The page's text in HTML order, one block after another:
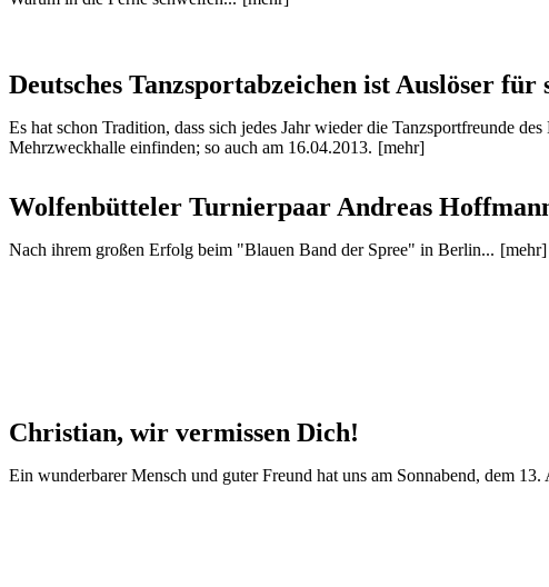
Deutsches Tanzsportabzeichen ist Auslöser für
Es hat schon Tradition, dass sich jedes Jahr wieder die Tanzsportfreunde
Mehrzweckhalle einfinden; so auch am 16.04.2013. [mehr]
Wolfenbütteler Turnierpaar Andreas
Nach ihrem großen Erfolg beim "Blauen Band der Spree" in Berlin... [mehr]
Christian, wir vermissen Dich!
Ein wunderbarer Mensch und guter Freund hat uns am Sonnabend, dem 13.